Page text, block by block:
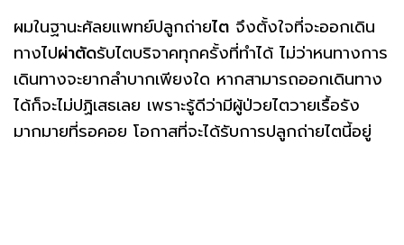
ผมในฐานะศัลยแพทย์ปลูกถ่ายไต จึงตั้งใจที่จะออกเดิน
ทางไปผ่าตัดรับไตบริจาคทุกครั้งที่ทำได้ ไม่ว่าหนทางการ
เดินทางจะยากลำบากเพียงใด หากสามารถออกเดินทาง
ได้ก็จะไม่ปฏิเสธเลย เพราะรู้ดีว่ามีผู้ป่วยไตวายเรื้อรัง
มากมายที่รอคอย โอกาสที่จะได้รับการปลูกถ่ายไตนี้อยู่